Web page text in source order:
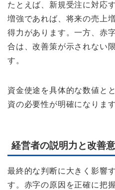
たとえば、新規受注に対応
増強であれば、将来の売上
得力があります。一方、赤
合は、改善策が示されない
す。
資金使途を具体的な数値と
資の必要性が明確になります
経営者の説明力と改善
最終的な判断に大きく影響
す。赤字の原因を正確に把